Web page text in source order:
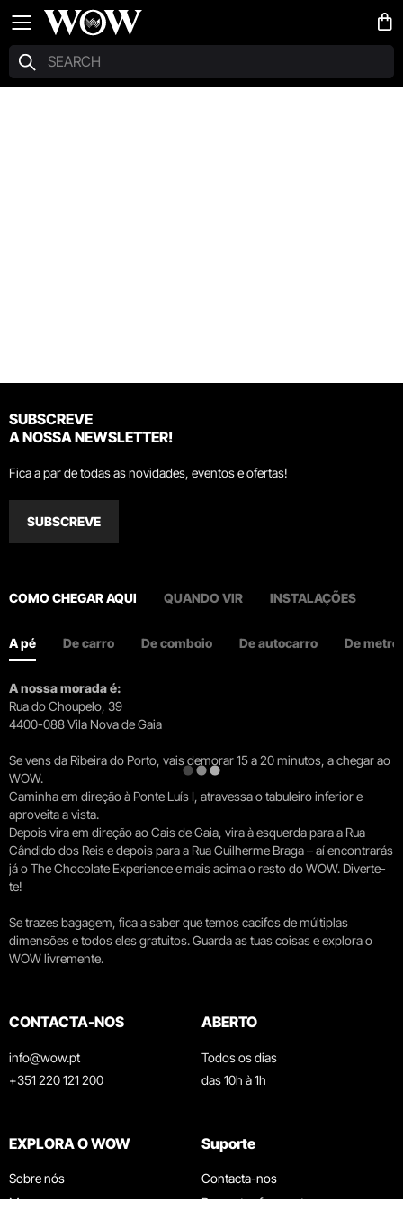
SUBSCREVE
A NOSSA NEWSLETTER!
Fica a par de todas as novidades, eventos e ofertas!
SUBSCREVE
COMO CHEGAR AQUI QUANDO VIR INSTALAÇÕES
A pé De carro De comboio De autocarro De metro
A nossa morada é:
Rua do Choupelo, 39
4400-088 Vila Nova de Gaia
Se vens da Ribeira do Porto, vais demorar 15 a 20 minutos, a chegar ao
WOW.
Caminha em direção à Ponte Luís I, atravessa o tabuleiro inferior e
aproveita a vista.
Depois vira em direção ao Cais de Gaia, vira à esquerda para a Rua
Cândido dos Reis e depois para a Rua Guilherme Braga – aí encontrarás
já o The Chocolate Experience e mais acima o resto do WOW. Diverte-
te!
Se trazes bagagem, fica a saber que temos cacifos de múltiplas
dimensões e todos eles gratuitos. Guarda as tuas coisas e explora o
WOW livremente.
CONTACTA-NOS
info@wow.pt
+351 220 121 200
ABERTO
Todos os dias
das 10h à 1h
EXPLORA O WOW
Sobre nós
Museus
Suporte
Contacta-nos
Perguntas frequentes